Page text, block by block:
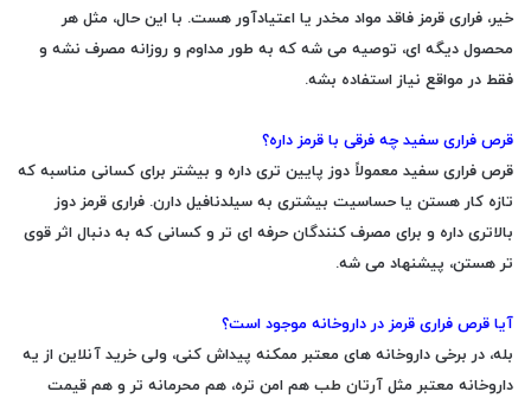
خیر، فراری قرمز فاقد مواد مخدر یا اعتیادآور هست. با این حال، مثل هر
محصول دیگه ای، توصیه می شه که به طور مداوم و روزانه مصرف نشه و
فقط در مواقع نیاز استفاده بشه.
قرص فراری سفید چه فرقی با قرمز داره؟
قرص فراری سفید معمولاً دوز پایین تری داره و بیشتر برای کسانی مناسبه که
تازه کار هستن یا حساسیت بیشتری به سیلدنافیل دارن. فراری قرمز دوز
بالاتری داره و برای مصرف کنندگان حرفه ای تر و کسانی که به دنبال اثر قوی
تر هستن، پیشنهاد می شه.
آیا قرص فراری قرمز در داروخانه موجود است؟
بله، در برخی داروخانه های معتبر ممکنه پیداش کنی، ولی خرید آنلاین از یه
داروخانه معتبر مثل آرتان طب هم امن تره، هم محرمانه تر و هم قیمت